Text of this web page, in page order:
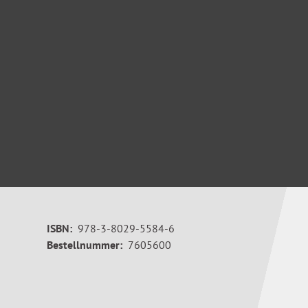
ISBN: 978-3-8029-5584-6
Bestellnummer: 7605600